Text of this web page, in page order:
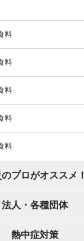
料
料
料
料
料
のプロがオススメ！
法人・各種団体
熱中症対策